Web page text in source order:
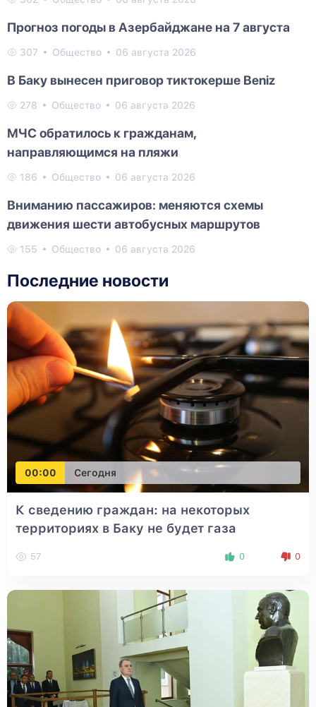
Прогноз погоды в Азербайджане на 7 августа
307 Общество 06 августа 2026
В Баку вынесен приговор тиктокерше Beniz
278 Общество 06 августа 2026
МЧС обратилось к гражданам,
направляющимся на пляжи
186 Общество 06 августа 2026
Вниманию пассажиров: меняются схемы
движения шести автобусных маршрутов
155 Общество 06 августа 2026
Последние новости
00:00 Сегодня
К сведению граждан: на некоторых
территориях в Баку не будет газа
57 0 0